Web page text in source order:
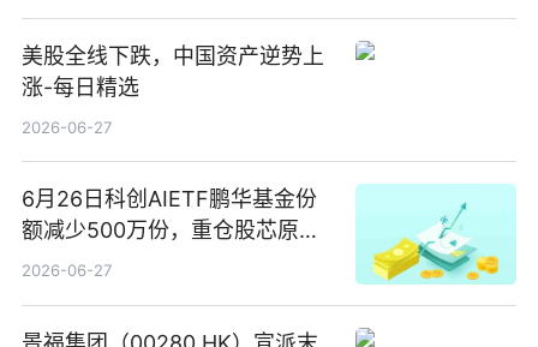
美股全线下跌，中国资产逆势上
涨-每日精选
2026-06-27
6月26日科创AIETF鹏华基金份
额减少500万份，重仓股芯原股
份、寒武纪、澜起科技 观速讯
2026-06-27